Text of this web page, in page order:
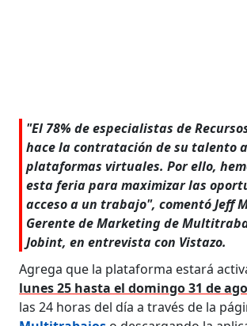
"El 78% de especialistas de
hace la contratación de su talento
plataformas virtuales. Por ello,
esta feria para maximizar las
acceso a un trabajo", comentó Jeff
Gerente de Marketing de
Jobint, en entrevista con Vistazo.
Agrega que la plataforma estará
lunes 25 hasta el domingo 31 de
las 24 horas del día a través de la